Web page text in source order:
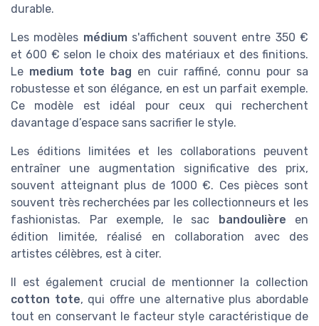
durable.
Les modèles médiums'affichent souvent entre 350 €
et 600 € selon le choix des matériaux et des finitions.
Le medium tote bag en cuir raffiné, connu pour sa
robustesse et son élégance, en est un parfait exemple.
Ce modèle est idéal pour ceux qui recherchent
davantage d’espace sans sacrifier le style.
Les éditions limitées et les collaborations peuvent
entraîner une augmentation significative des prix,
souvent atteignant plus de 1000 €. Ces pièces sont
souvent très recherchées par les collectionneurs et les
fashionistas. Par exemple, le sac bandoulière en
édition limitée, réalisé en collaboration avec des
artistes célèbres, est à citer.
Il est également crucial de mentionner la collection
cotton tote, qui offre une alternative plus abordable
tout en conservant le facteur style caractéristique de